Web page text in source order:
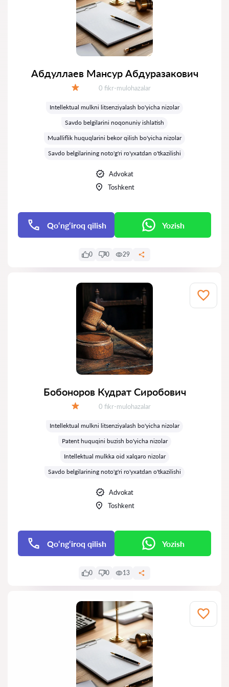
Абдуллаев Мансур Абдуразакович
Fikrlar:
0 fikr-mulohazalar
Intellektual mulkni litsenziyalash bo'yicha nizolar
Savdo belgilarini noqonuniy ishlatish
Mualliflik huquqlarini bekor qilish bo'yicha nizolar
Savdo belgilarining noto'g'ri ro'yxatdan o'tkazilishi
Advokat
Toshkent
Qo‘ng‘iroq qilish Yozish
0 0 29
Бобоноров Кудрат Сиробович
Fikrlar:
0 fikr-mulohazalar
Intellektual mulkni litsenziyalash bo'yicha nizolar
Patent huquqini buzish bo'yicha nizolar
Intellektual mulkka oid xalqaro nizolar
Savdo belgilarining noto'g'ri ro'yxatdan o'tkazilishi
Advokat
Toshkent
Qo‘ng‘iroq qilish Yozish
0 0 13